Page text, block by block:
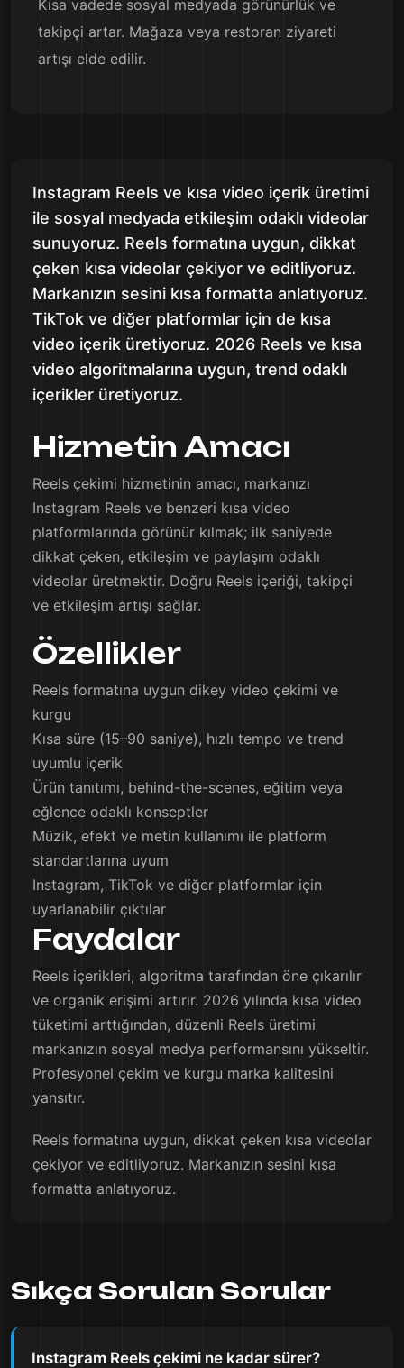
Kısa vadede sosyal medyada görünürlük ve
takipçi artar. Mağaza veya restoran ziyareti
artışı elde edilir.
Instagram Reels ve kısa video içerik üretimi
ile sosyal medyada etkileşim odaklı videolar
sunuyoruz. Reels formatına uygun, dikkat
çeken kısa videolar çekiyor ve editliyoruz.
Markanızın sesini kısa formatta anlatıyoruz.
TikTok ve diğer platformlar için de kısa
video içerik üretiyoruz. 2026 Reels ve kısa
video algoritmalarına uygun, trend odaklı
içerikler üretiyoruz.
Hizmetin Amacı
Reels çekimi hizmetinin amacı, markanızı
Instagram Reels ve benzeri kısa video
platformlarında görünür kılmak; ilk saniyede
dikkat çeken, etkileşim ve paylaşım odaklı
videolar üretmektir. Doğru Reels içeriği, takipçi
ve etkileşim artışı sağlar.
Özellikler
Reels formatına uygun dikey video çekimi ve
kurgu
Kısa süre (15–90 saniye), hızlı tempo ve trend
uyumlu içerik
Ürün tanıtımı, behind-the-scenes, eğitim veya
eğlence odaklı konseptler
Müzik, efekt ve metin kullanımı ile platform
standartlarına uyum
Instagram, TikTok ve diğer platformlar için
uyarlanabilir çıktılar
Faydalar
Reels içerikleri, algoritma tarafından öne çıkarılır
ve organik erişimi artırır. 2026 yılında kısa video
tüketimi arttığından, düzenli Reels üretimi
markanızın sosyal medya performansını yükseltir.
Profesyonel çekim ve kurgu marka kalitesini
yansıtır.
Reels formatına uygun, dikkat çeken kısa videolar
çekiyor ve editliyoruz. Markanızın sesini kısa
formatta anlatıyoruz.
Sıkça Sorulan Sorular
Instagram Reels çekimi ne kadar sürer?